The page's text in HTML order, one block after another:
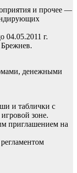
и прочее —
04.05.2011 г.
денежными
и таблички с
зоне.
приглашением на